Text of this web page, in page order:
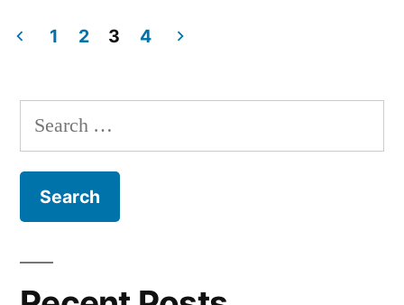
Crónicas
navigation
1 2 3 4
Search
for: